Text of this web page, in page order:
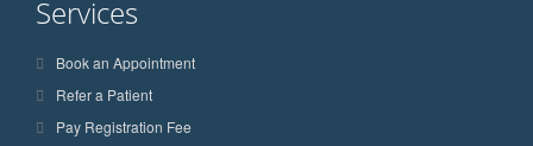
Services
Book an Appointment
Refer a Patient
Pay Registration Fee